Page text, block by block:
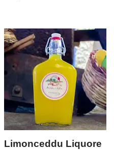
Limonceddu Liquore